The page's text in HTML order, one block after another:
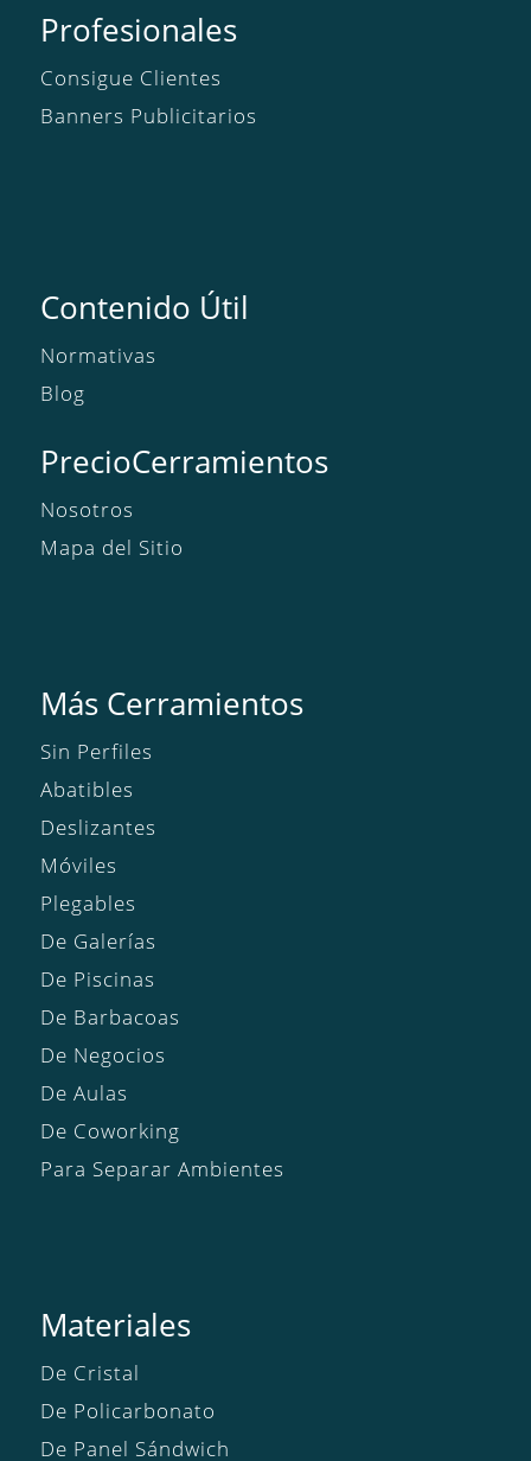
Profesionales
Consigue Clientes
Banners Publicitarios
Contenido Útil
Normativas
Blog
PrecioCerramientos
Nosotros
Mapa del Sitio
Más Cerramientos
Sin Perfiles
Abatibles
Deslizantes
Móviles
Plegables
De Galerías
De Piscinas
De Barbacoas
De Negocios
De Aulas
De Coworking
Para Separar Ambientes
Materiales
De Cristal
De Policarbonato
De Panel Sándwich